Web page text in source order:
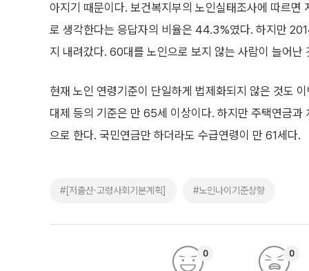
아지기 때문이다. 보건복지부의 노인실태조사에 따르
로 생각한다는 응답자의 비율은 44.3%였다. 하지만
지 내려갔다. 60대를 노인으로 보지 않는 사람이 늘어난
현재 노인 연령기준이 단일하게 법제화되지 않은 것도
대제 등의 기준은 만 65세 이상이다. 하지만 주택연금
으로 한다. 국민연금만 하더라도 수급연령이 만 61세다.
#[저출산·고령사회기본계획] #노인나이기준상향
0 0